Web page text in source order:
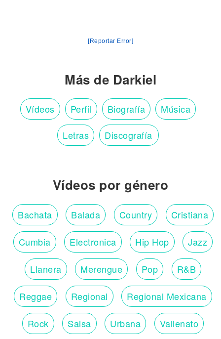
[Reportar Error]
Más de Darkiel
Vídeos Perfil Biografía Música
Letras Discografía
Vídeos por género
Bachata Balada Country Cristiana
Cumbia Electronica Hip Hop Jazz
Llanera Merengue Pop R&B
Reggae Regional Regional Mexicana
Rock Salsa Urbana Vallenato